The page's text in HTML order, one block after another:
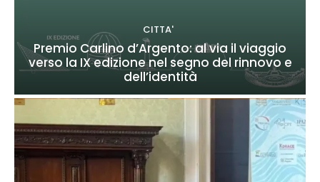
CITTA'
Premio Carlino d’Argento: al via il viaggio
verso la IX edizione nel segno del rinnovo e
dell’identità